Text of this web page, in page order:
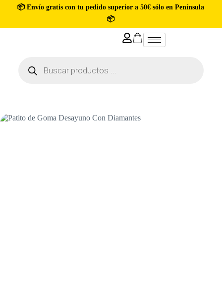
📦 Envío gratis con tu pedido superior a 50€ sólo en Península
📦